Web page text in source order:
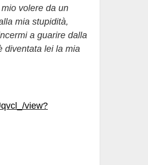
volere da un
mia stupidità,
a guarire dalla
diventata lei la mia
view?